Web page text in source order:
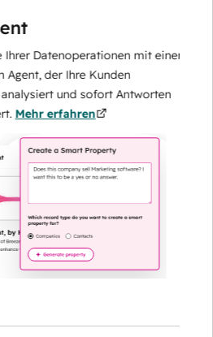
Datenoperationen mit einem
der Ihre Kunden
und sofort Antworten
erfahren